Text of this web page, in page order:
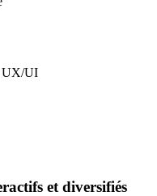
UX/UI
et diversifiés